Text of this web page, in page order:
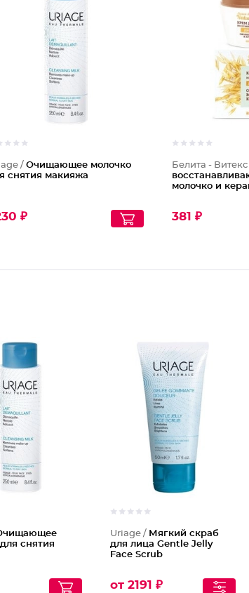
/ Очищающее молочко
снятия макияжа
₽
Белита - Витекс
молочко и
381 ₽
снятия
Uriage / Мягкий скраб
для лица Gentle Jelly
Face Scrub
от 2191 ₽